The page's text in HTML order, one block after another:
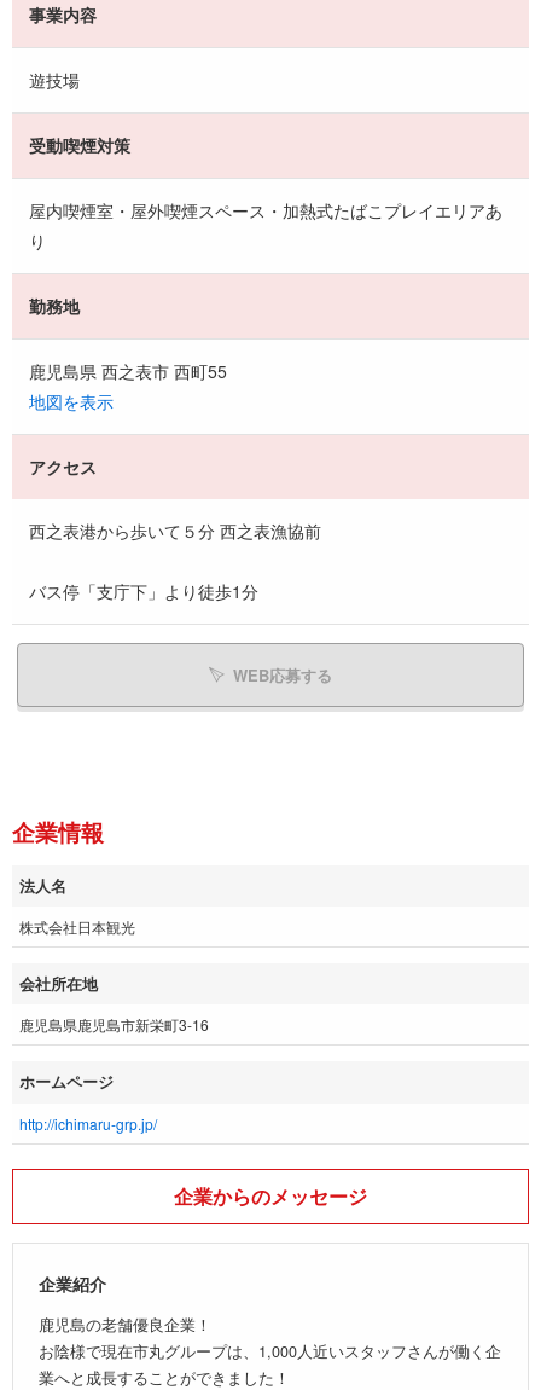
事業内容
遊技場
受動喫煙対策
屋内喫煙室・屋外喫煙スペース・加熱式たばこプレイエリアあ
り
勤務地
鹿児島県 西之表市 西町55
地図を表示
アクセス
西之表港から歩いて５分 西之表漁協前
バス停「支庁下」より徒歩1分
WEB応募する
企業情報
法人名
株式会社日本観光
会社所在地
鹿児島県鹿児島市新栄町3-16
ホームページ
http://ichimaru-grp.jp/
企業からのメッセージ
企業紹介
鹿児島の老舗優良企業！
お陰様で現在市丸グループは、1,000人近いスタッフさんが働く企
業へと成長することができました！